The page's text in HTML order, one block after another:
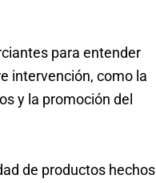
para entender
intervención, como la
y la promoción del
de productos hechos